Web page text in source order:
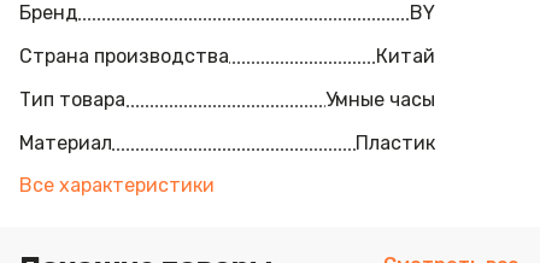
Бренд
BY
Страна производства
Китай
Тип товара
Умные часы
Материал
Пластик
Все характеристики